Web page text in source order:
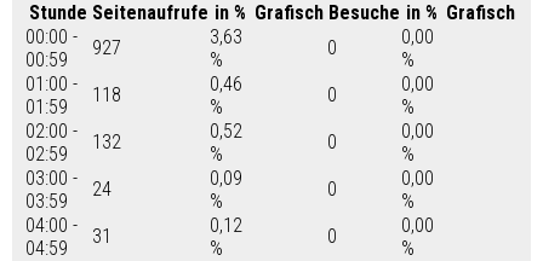
Stunde Seitenaufrufe in % Grafisch Besuche in % Grafisch
00:00 -
00:59
927
3,63
%
0
0,00
%
01:00 -
01:59
118
0,46
%
0
0,00
%
02:00 -
02:59
132
0,52
%
0
0,00
%
03:00 -
03:59
24
0,09
%
0
0,00
%
04:00 -
04:59
31
0,12
%
0
0,00
%